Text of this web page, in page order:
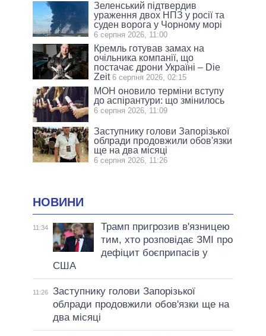
Зеленський підтвердив
ураження двох НПЗ у росії та
суден ворога у Чорному морі
6 серпня 2026, 11:00
Кремль готував замах на
очільника компанії, що
постачає дрони Україні – Die
Zeit 6 серпня 2026, 02:15
МОН оновило терміни вступу
до аспірантури: що змінилось
6 серпня 2026, 11:09
Заступнику голови Запорізької
облради продовжили обов'язки
ще на два місяці
6 серпня 2026, 11:26
НОВИНИ
11:34
Трамп пригрозив в'язницею
тим, хто розповідає ЗМІ про
дефіцит боєприпасів у
США
11:26
Заступнику голови Запорізької
облради продовжили обов'язки ще на
два місяці